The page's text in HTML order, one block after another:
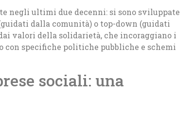
negli ultimi due decenni: si sono sviluppate
dalla comunità) o top-down (guidati
valori della solidarietà, che incoraggiano i
specifiche politiche pubbliche e schemi
sociali: una